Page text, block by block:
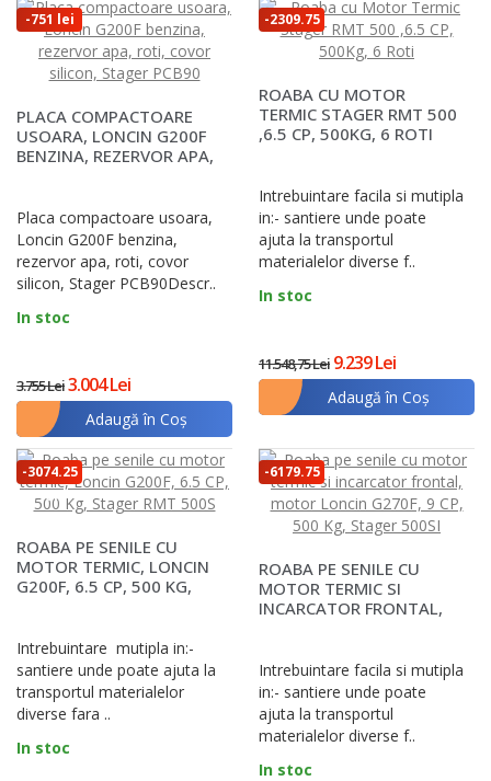
-751 lei
PLACA COMPACTOARE
USOARA, LONCIN G200F
BENZINA, REZERVOR APA,
Placa compactoare usoara,
Loncin G200F benzina,
rezervor apa, roti, covor
silicon, Stager PCB90Descr..
In stoc
3.755 Lei3.004 Lei
Adaugă în Coş
-2309.75
lei
ROABA CU MOTOR
TERMIC STAGER RMT 500
,6.5 CP, 500KG, 6 ROTI
Intrebuintare facila si mutipla
in:- santiere unde poate
ajuta la transportul
materialelor diverse f..
In stoc
11.548,75 Lei 9.239 Lei
Adaugă în Coş
-3074.25
lei
ROABA PE SENILE CU
MOTOR TERMIC, LONCIN
G200F, 6.5 CP, 500 KG,
Intrebuintare mutipla in:-
santiere unde poate ajuta la
transportul materialelor
diverse fara ..
In stoc
-6179.75
lei
ROABA PE SENILE CU
MOTOR TERMIC SI
INCARCATOR FRONTAL,
Intrebuintare facila si mutipla
in:- santiere unde poate
ajuta la transportul
materialelor diverse f..
In stoc